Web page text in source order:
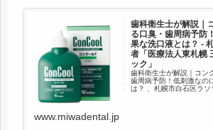
歯科衛生士が解説｜
る口臭・歯周病予防
果な洗口液とは？ -
者「医療法人東札幌
ック」
歯科衛生士が解説｜コン
歯周病予防！低刺激なの
は？ 、札幌市白石区ラソ
www.miwadental.jp